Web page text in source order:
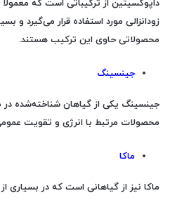
داپوکسیتین از ترکیباتی است که
زودانزالی مورد استفاده قرار می‌گیرد و
محصولاتی حاوی این ترکیب هستند.
جینسینگ
جینسینگ یکی از گیاهان شناخته‌شده
محصولات مرتبط با انرژی و تقویت
ماکا
ماکا نیز از گیاهانی است که در